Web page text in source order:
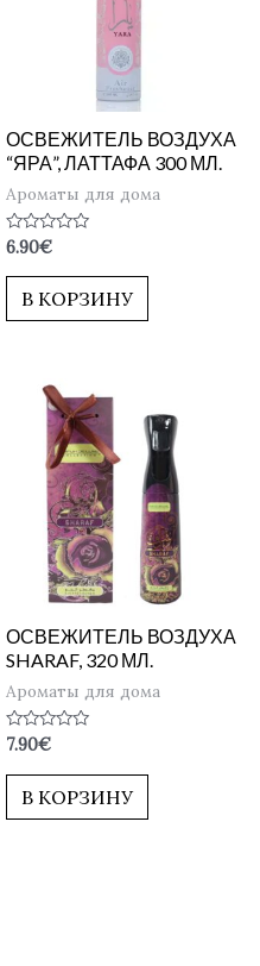
ОСВЕЖИТЕЛЬ ВОЗДУХА
“ЯРА”, ЛАТТАФА 300 МЛ.
Ароматы для дома
Оценка
из
6.90€
В КОРЗИНУ
ОСВЕЖИТЕЛЬ ВОЗДУХА
SHARAF, 320 МЛ.
Ароматы для дома
Оценка
из
7.90€
В КОРЗИНУ